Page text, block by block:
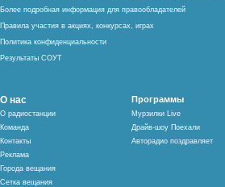
Более подробная информация для правообладателей
Правила участия в акциях, конкурсах, играх
Политика конфиденциальности
Результаты СОУТ
О нас
О радиостанции
Команда
Контакты
Реклама
Города вещания
Сетка вещания
Программы
Мурзилки Live
Драйв-шоу Поехали
Авторадио поздравляет